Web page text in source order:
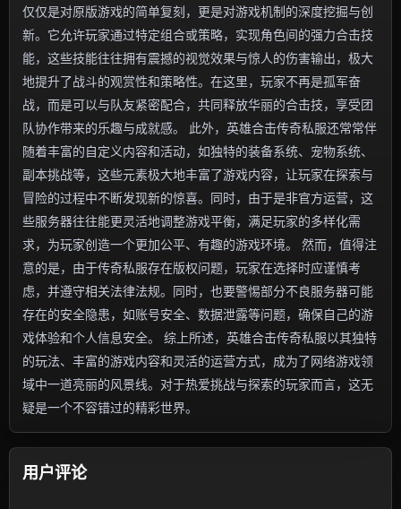
仅仅是对原版游戏的简单复刻，更是对游戏机制的深度挖掘与创
新。它允许玩家通过特定组合或策略，实现角色间的强力合击技
能，这些技能往往拥有震撼的视觉效果与惊人的伤害输出，极大
地提升了战斗的观赏性和策略性。在这里，玩家不再是孤军奋
战，而是可以与队友紧密配合，共同释放华丽的合击技，享受团
队协作带来的乐趣与成就感。 此外，英雄合击传奇私服还常常伴
随着丰富的自定义内容和活动，如独特的装备系统、宠物系统、
副本挑战等，这些元素极大地丰富了游戏内容，让玩家在探索与
冒险的过程中不断发现新的惊喜。同时，由于是非官方运营，这
些服务器往往能更灵活地调整游戏平衡，满足玩家的多样化需
求，为玩家创造一个更加公平、有趣的游戏环境。 然而，值得注
意的是，由于传奇私服存在版权问题，玩家在选择时应谨慎考
虑，并遵守相关法律法规。同时，也要警惕部分不良服务器可能
存在的安全隐患，如账号安全、数据泄露等问题，确保自己的游
戏体验和个人信息安全。 综上所述，英雄合击传奇私服以其独特
的玩法、丰富的游戏内容和灵活的运营方式，成为了网络游戏领
域中一道亮丽的风景线。对于热爱挑战与探索的玩家而言，这无
疑是一个不容错过的精彩世界。
用户评论